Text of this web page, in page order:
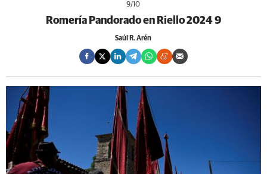
9/10
Romería Pandorado en Riello 2024 9
Saúl R. Arén